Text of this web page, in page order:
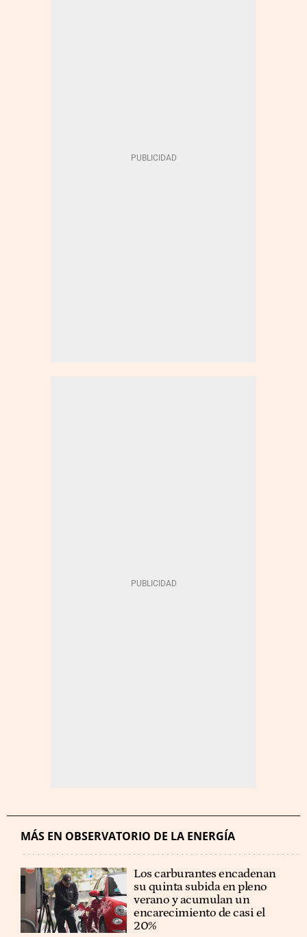
MÁS EN OBSERVATORIO DE LA ENERGÍA
Los carburantes encadenan
su quinta subida en pleno
verano y acumulan un
encarecimiento de casi el
20%